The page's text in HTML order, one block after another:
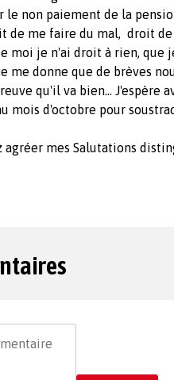
le non paiement de la
de me faire du mal, droit
moi je n'ai droit à rien, que
me donne que de brèves
qu'il va bien... J'espère
mois d'octobre pour
agréer mes Salutations